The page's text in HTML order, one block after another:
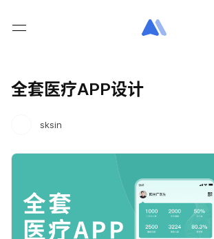
全套医疗APP设计
sksin